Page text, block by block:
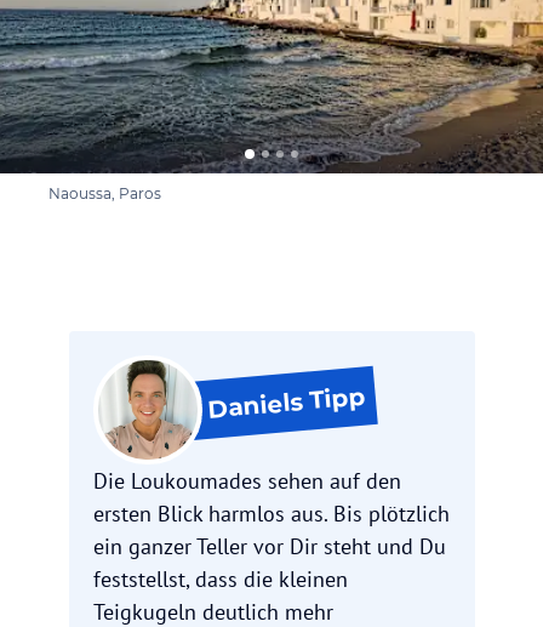
Naoussa, Paros
DanielsTipp
Die Loukoumades sehen auf den
ersten Blick harmlos aus. Bis plötzlich
ein ganzer Teller vor Dir steht und Du
feststellst, dass die kleinen
Teigkugeln deutlich mehr